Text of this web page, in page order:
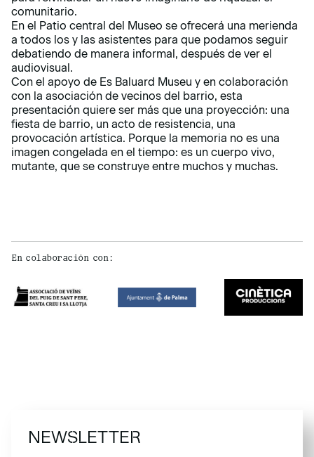
comunitario.
En el Patio central del Museo se ofrecerá una merienda
a todos los y las asistentes para que podamos seguir
debatiendo de manera informal, después de ver el
audiovisual.
Con el apoyo de Es Baluard Museu y en colaboración
con la asociación de vecinos del barrio, esta
presentación quiere ser más que una proyección: una
fiesta de barrio, un acto de resistencia, una
provocación artística. Porque la memoria no es una
imagen congelada en el tiempo: es un cuerpo vivo,
mutante, que se construye entre muchos y muchas.
En colaboración con:
NEWSLETTER